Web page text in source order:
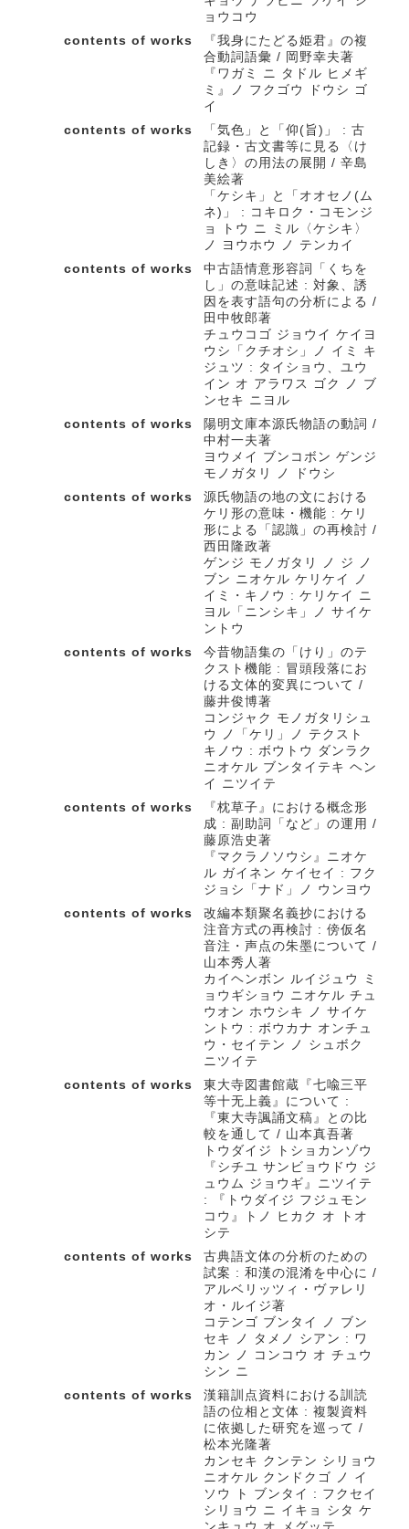
ョウコウ
contents of works
『我身にたどる姫君』の複
合動詞語彙 / 岡野幸夫著
『ワガミ ニ タドル ヒメギ
ミ』ノ フクゴウ ドウシ ゴ
イ
contents of works
「気色」と「仰(旨)」 : 古
記録・古文書等に見る〈け
しき〉の用法の展開 / 辛島
美絵著
「ケシキ」と「オオセノ(ム
ネ)」 : コキロク・コモンジ
ョ トウ ニ ミル〈ケシキ〉
ノ ヨウホウ ノ テンカイ
contents of works
中古語情意形容詞「くちを
し」の意味記述 : 対象、誘
因を表す語句の分析による /
田中牧郎著
チュウコゴ ジョウイ ケイヨ
ウシ「クチオシ」ノ イミ キ
ジュツ : タイショウ、ユウ
イン オ アラワス ゴク ノ ブ
ンセキ ニヨル
contents of works
陽明文庫本源氏物語の動詞 /
中村一夫著
ヨウメイ ブンコボン ゲンジ
モノガタリ ノ ドウシ
contents of works
源氏物語の地の文における
ケリ形の意味・機能 : ケリ
形による「認識」の再検討 /
西田隆政著
ゲンジ モノガタリ ノ ジ ノ
ブン ニオケル ケリケイ ノ
イミ・キノウ : ケリケイ ニ
ヨル「ニンシキ」ノ サイケ
ントウ
contents of works
今昔物語集の「けり」のテ
クスト機能 : 冒頭段落にお
ける文体的変異について /
藤井俊博著
コンジャク モノガタリシュ
ウ ノ「ケリ」ノ テクスト
キノウ : ボウトウ ダンラク
ニオケル ブンタイテキ ヘン
イ ニツイテ
contents of works
『枕草子』における概念形
成 : 副助詞「など」の運用 /
藤原浩史著
『マクラノソウシ』ニオケ
ル ガイネン ケイセイ : フク
ジョシ「ナド」ノ ウンヨウ
contents of works
改編本類聚名義抄における
注音方式の再検討 : 傍仮名
音注・声点の朱墨について /
山本秀人著
カイヘンボン ルイジュウ ミ
ョウギショウ ニオケル チュ
ウオン ホウシキ ノ サイケ
ントウ : ボウカナ オンチュ
ウ・セイテン ノ シュボク
ニツイテ
contents of works
東大寺図書館蔵『七喩三平
等十无上義』について :
『東大寺諷誦文稿』との比
較を通して / 山本真吾著
トウダイジ トショカンゾウ
『シチユ サンビョウドウ ジ
ュウム ジョウギ』ニツイテ
: 『トウダイジ フジュモン
コウ』トノ ヒカク オ トオ
シテ
contents of works
古典語文体の分析のための
試案 : 和漢の混淆を中心に /
アルベリッツィ・ヴァレリ
オ・ルイジ著
コテンゴ ブンタイ ノ ブン
セキ ノ タメノ シアン : ワ
カン ノ コンコウ オ チュウ
シン ニ
contents of works
漢籍訓点資料における訓読
語の位相と文体 : 複製資料
に依拠した研究を巡って /
松本光隆著
カンセキ クンテン シリョウ
ニオケル クンドクゴ ノ イ
ソウ ト ブンタイ : フクセイ
シリョウ ニ イキョ シタ ケ